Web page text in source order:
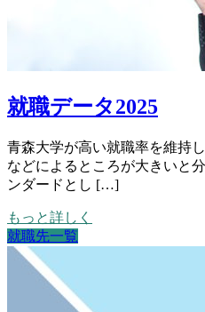
就職データ2025
青森大学が高い就職率を維持
などによるところが大きいと
ンダードとし […]
もっと詳しく
就職先一覧